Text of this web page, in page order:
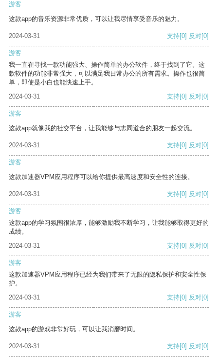
游客
这款app的音乐资源非常优质，可以让我尽情享受音乐的魅力。
2024-03-31 支持[0] 反对[0]
游客
我一直在寻找一款功能强大、操作简单的办公软件，终于找到了它。这
款软件的功能非常强大，可以满足我日常办公的所有需求。操作也很简
单，即使是小白也能快速上手。
2024-03-31
支持[0] 反对[0]
游客
这款app就像我的社交平台，让我能够与志同道合的朋友一起交流。
2024-03-31 支持[0] 反对[0]
游客
这款加速器VPM应用程序可以给你提供最高速度和安全性的连接。
2024-03-31 支持[0] 反对[0]
游客
这款app的学习氛围很浓厚，能够激励我不断学习，让我能够取得更好的
成绩。
2024-03-31
支持[0] 反对[0]
游客
这款加速器VPM应用程序已经为我们带来了无限的隐私保护和安全性保
护。
2024-03-31
支持[0] 反对[0]
游客
这款app的游戏非常好玩，可以让我消磨时间。
2024-03-31 支持[0] 反对[0]